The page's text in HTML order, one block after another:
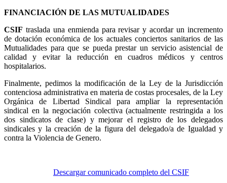
FINANCIACIÓN DE LAS MUTUALIDADES
CSIF traslada una enmienda para revisar y acordar un incremento
de dotación económica de los actuales conciertos sanitarios de las
Mutualidades para que se pueda prestar un servicio asistencial de
calidad y evitar la reducción en cuadros médicos y centros
hospitalarios.
Finalmente, pedimos la modificación de la Ley de la Jurisdicción
contenciosa administrativa en materia de costas procesales, de la Ley
Orgánica de Libertad Sindical para ampliar la representación
sindical en la negociación colectiva (actualmente restringida a los
dos sindicatos de clase) y mejorar el registro de los delegados
sindicales y la creación de la figura del delegado/a de Igualdad y
contra la Violencia de Genero.
Descargar comunicado completo del CSIF